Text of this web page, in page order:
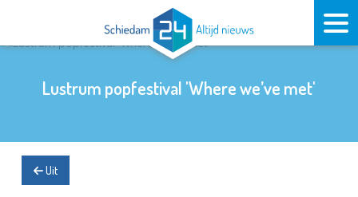
Lustrum popfestival 'Where we’ve met'
Uit